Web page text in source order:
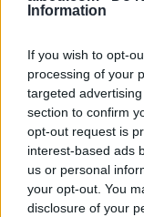
Information
If you wish to opt-
processing of your
targeted
section to confirm
opt-out request is
interest-based ads
us or personal
your opt-out. You
disclosure of your
Futbolli shqiptar
Besnik Çotën, ish-
kapiteni dhe ish-
Sopotit ndahet
në moshën 56-